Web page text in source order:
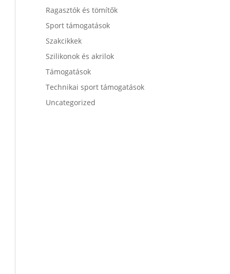
Ragasztók és tömítők
Sport támogatások
Szakcikkek
Szilikonok és akrilok
Támogatások
Technikai sport támogatások
Uncategorized